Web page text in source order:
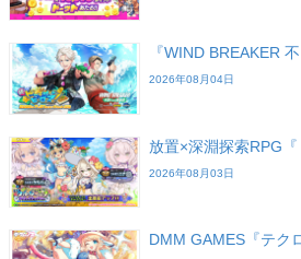
『WIND BREAKER
2026年08月04日
放置×深淵探索RPG
2026年08月03日
DMM GAMES『テク